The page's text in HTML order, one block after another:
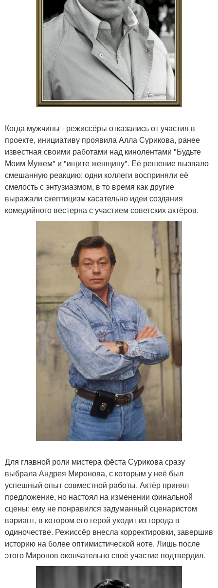
Когда мужчины - режиссёры отказались от участия в
проекте, инициативу проявила Алла Сурикова, ранее
известная своими работами над кинолентами "Будьте
Моим Мужем" и "ищите женщину". Её решение вызвало
смешанную реакцию: одни коллеги восприняли её
смелость с энтузиазмом, в то время как другие
выражали скептицизм касательно идеи создания
комедийного вестерна с участием советских актёров.
Для главной роли мистера фёста Сурикова сразу
выбрала Андрея Миронова, с которым у неё был
успешный опыт совместной работы. Актёр принял
предложение, но настоял на изменении финальной
сцены: ему не понравился задуманный сценаристом
вариант, в котором его герой уходит из города в
одиночестве. Режиссёр внесла корректировки, завершив
историю на более оптимистической ноте. Лишь после
этого Миронов окончательно своё участие подтвердил.